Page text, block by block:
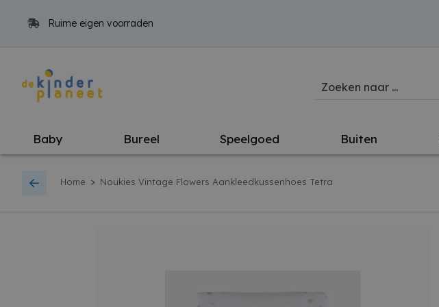
Ruime eigen voorraden
Baby Bureel Speelgoed Buiten
Home > Noukies Vintage Flowers Aankleedkussenhoes Tetra